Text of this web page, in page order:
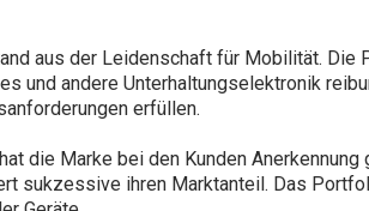
aus der Leidenschaft für Mobilität. Die
und andere Unterhaltungselektronik
erfüllen.
die Marke bei den Kunden
sukzessive ihren Marktanteil. Das